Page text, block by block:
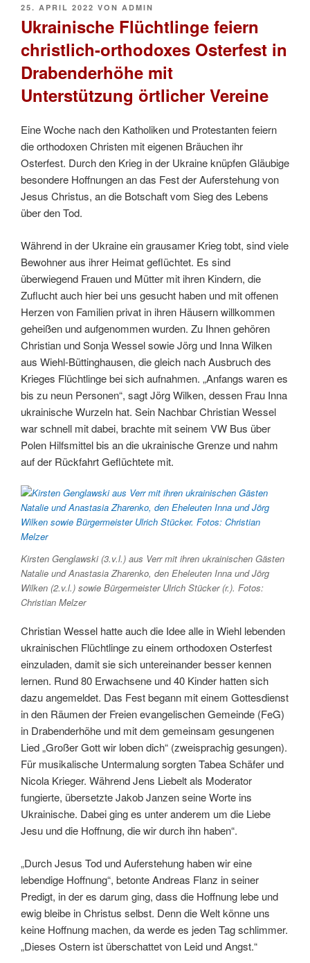
VERÖFFENTLICHT
AM
25. APRIL 2022 VON ADMIN
Ukrainische Flüchtlinge feiern
christlich-orthodoxes Osterfest in
Drabenderhöhe mit
Unterstützung örtlicher Vereine
Eine Woche nach den Katholiken und Protestanten feiern
die orthodoxen Christen mit eigenen Bräuchen ihr
Osterfest. Durch den Krieg in der Ukraine knüpfen Gläubige
besondere Hoffnungen an das Fest der Auferstehung von
Jesus Christus, an die Botschaft vom Sieg des Lebens
über den Tod.
Während in der Ukraine ein grausamer Krieg tobt, sind viele
Bewohner aus ihrer Heimat geflüchtet. Es sind
überwiegend Frauen und Mütter mit ihren Kindern, die
Zuflucht auch hier bei uns gesucht haben und mit offenen
Herzen von Familien privat in ihren Häusern willkommen
geheißen und aufgenommen wurden. Zu Ihnen gehören
Christian und Sonja Wessel sowie Jörg und Inna Wilken
aus Wiehl-Büttinghausen, die gleich nach Ausbruch des
Krieges Flüchtlinge bei sich aufnahmen. „Anfangs waren es
bis zu neun Personen“, sagt Jörg Wilken, dessen Frau Inna
ukrainische Wurzeln hat. Sein Nachbar Christian Wessel
war schnell mit dabei, brachte mit seinem VW Bus über
Polen Hilfsmittel bis an die ukrainische Grenze und nahm
auf der Rückfahrt Geflüchtete mit.
Kirsten Genglawski (3.v.l.) aus Verr mit ihren ukrainischen Gästen
Natalie und Anastasia Zharenko, den Eheleuten Inna und Jörg
Wilken (2.v.l.) sowie Bürgermeister Ulrich Stücker (r.). Fotos:
Christian Melzer
Christian Wessel hatte auch die Idee alle in Wiehl lebenden
ukrainischen Flüchtlinge zu einem orthodoxen Osterfest
einzuladen, damit sie sich untereinander besser kennen
lernen. Rund 80 Erwachsene und 40 Kinder hatten sich
dazu angemeldet. Das Fest begann mit einem Gottesdienst
in den Räumen der Freien evangelischen Gemeinde (FeG)
in Drabenderhöhe und mit dem gemeinsam gesungenen
Lied „Großer Gott wir loben dich“ (zweisprachig gesungen).
Für musikalische Untermalung sorgten Tabea Schäfer und
Nicola Krieger. Während Jens Liebelt als Moderator
fungierte, übersetzte Jakob Janzen seine Worte ins
Ukrainische. Dabei ging es unter anderem um die Liebe
Jesu und die Hoffnung, die wir durch ihn haben“.
„Durch Jesus Tod und Auferstehung haben wir eine
lebendige Hoffnung“, betonte Andreas Flanz in seiner
Predigt, in der es darum ging, dass die Hoffnung lebe und
ewig bleibe in Christus selbst. Denn die Welt könne uns
keine Hoffnung machen, da werde es jeden Tag schlimmer.
„Dieses Ostern ist überschattet von Leid und Angst.“